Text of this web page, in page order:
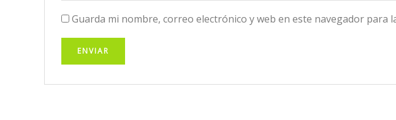
Guarda mi nombre, correo electrónico y web en este navegador para